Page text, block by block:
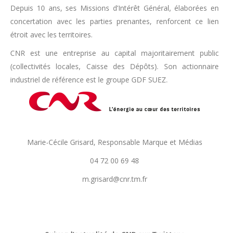
Depuis 10 ans, ses Missions d’Intérêt Général, élaborées en
concertation avec les parties prenantes, renforcent ce lien
étroit avec les territoires.
CNR est une entreprise au capital majoritairement public
(collectivités locales, Caisse des Dépôts). Son actionnaire
industriel de référence est le groupe GDF SUEZ.
Marie-Cécile Grisard, Responsable Marque et Médias
04 72 00 69 48
m.grisard@cnr.tm.fr